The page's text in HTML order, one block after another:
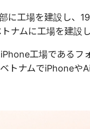
に工場を建設し、
ナムに工場を建設
工場であるフ
トナムでiPhoneや